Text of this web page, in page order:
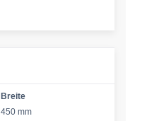
Breite
450 mm